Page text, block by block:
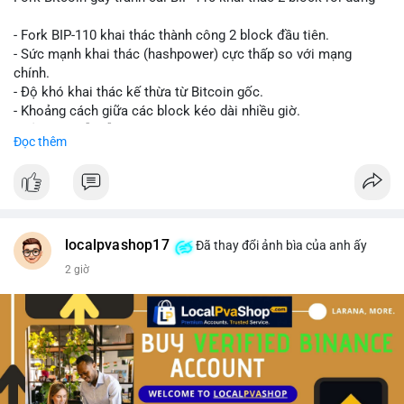
- Fork BIP-110 khai thác thành công 2 block đầu tiên.
- Sức mạnh khai thác (hashpower) cực thấp so với mạng
chính.
- Độ khó khai thác kế thừa từ Bitcoin gốc.
- Khoảng cách giữa các block kéo dài nhiều giờ.
#vlikevn #titanbot
Đọc thêm
localpvashop17 Đã thay đổi ảnh bìa của anh ấy
2 giờ